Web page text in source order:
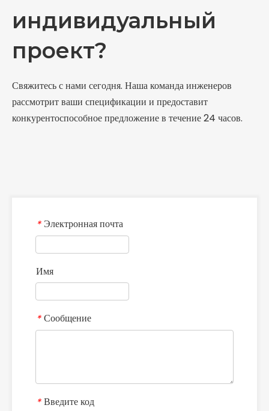
индивидуальный
проект?
Свяжитесь с нами сегодня. Наша команда инженеров
рассмотрит ваши спецификации и предоставит
конкурентоспособное предложение в течение 24 часов.
* Электронная почта
Имя
* Сообщение
* Введите код